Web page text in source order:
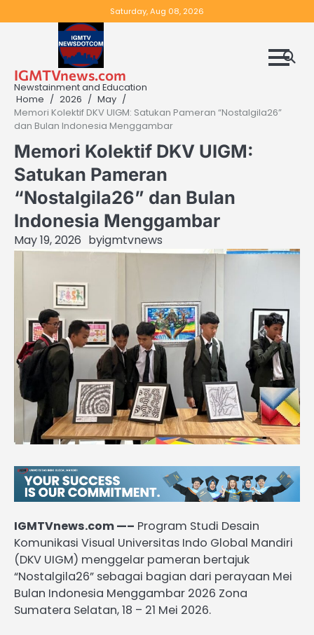
to
Saturday, Aug 08, 2026
IGMTVnews.com
Newstainment and Education
Home
2026
May
Memori Kolektif DKV UIGM: Satukan Pameran “Nostalgila26”
dan Bulan Indonesia Menggambar
Memori Kolektif DKV UIGM:
Satukan Pameran
“Nostalgila26” dan Bulan
Indonesia Menggambar
May 19, 2026 byigmtvnews
IGMTVnews.com —– Program Studi Desain
Komunikasi Visual Universitas Indo Global Mandiri
(DKV UIGM) menggelar pameran bertajuk
“Nostalgila26” sebagai bagian dari perayaan Mei
Bulan Indonesia Menggambar 2026 Zona
Sumatera Selatan, 18 – 21 Mei 2026.